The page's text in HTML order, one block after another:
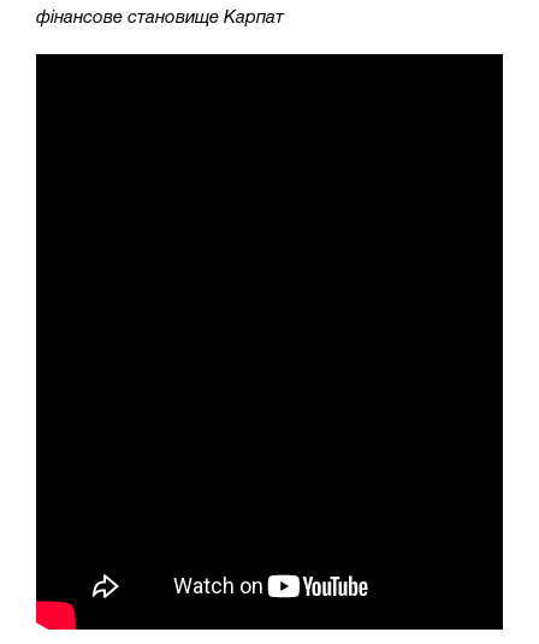
фінансове становище Карпат